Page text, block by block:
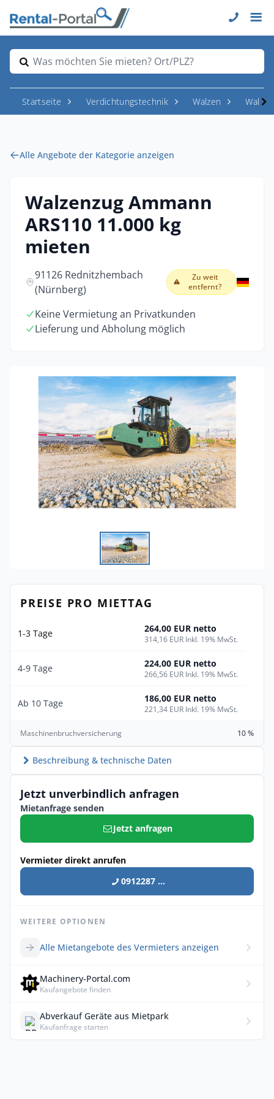
Was möchten Sie mieten? Ort/PLZ?
Startseite Verdichtungstechnik Walzen
Alle Angebote der Kategorie anzeigen
Walzenzug Ammann
ARS110 11.000 kg
mieten
91126 Rednitzhembach
(Nürnberg)
Zu weit
entfernt?
Keine Vermietung an Privatkunden
Lieferung und Abholung möglich
PREISE PRO MIETTAG
1-3 Tage 264,00 EUR netto
314,16 EUR Inkl. 19% MwSt.
4-9 Tage 224,00 EUR netto
266,56 EUR Inkl. 19% MwSt.
Ab 10 Tage 186,00 EUR netto
221,34 EUR Inkl. 19% MwSt.
Maschinenbruchversicherung 10 %
Beschreibung & technische Daten
Jetzt unverbindlich anfragen
Mietanfrage senden
Jetzt anfragen
Vermieter direkt anrufen
0912287 ...
WEITERE OPTIONEN
Alle Mietangebote des Vermieters anzeigen
Machinery-Portal.com
Kaufangebote finden
Abverkauf Geräte aus Mietpark
Kaufanfrage starten